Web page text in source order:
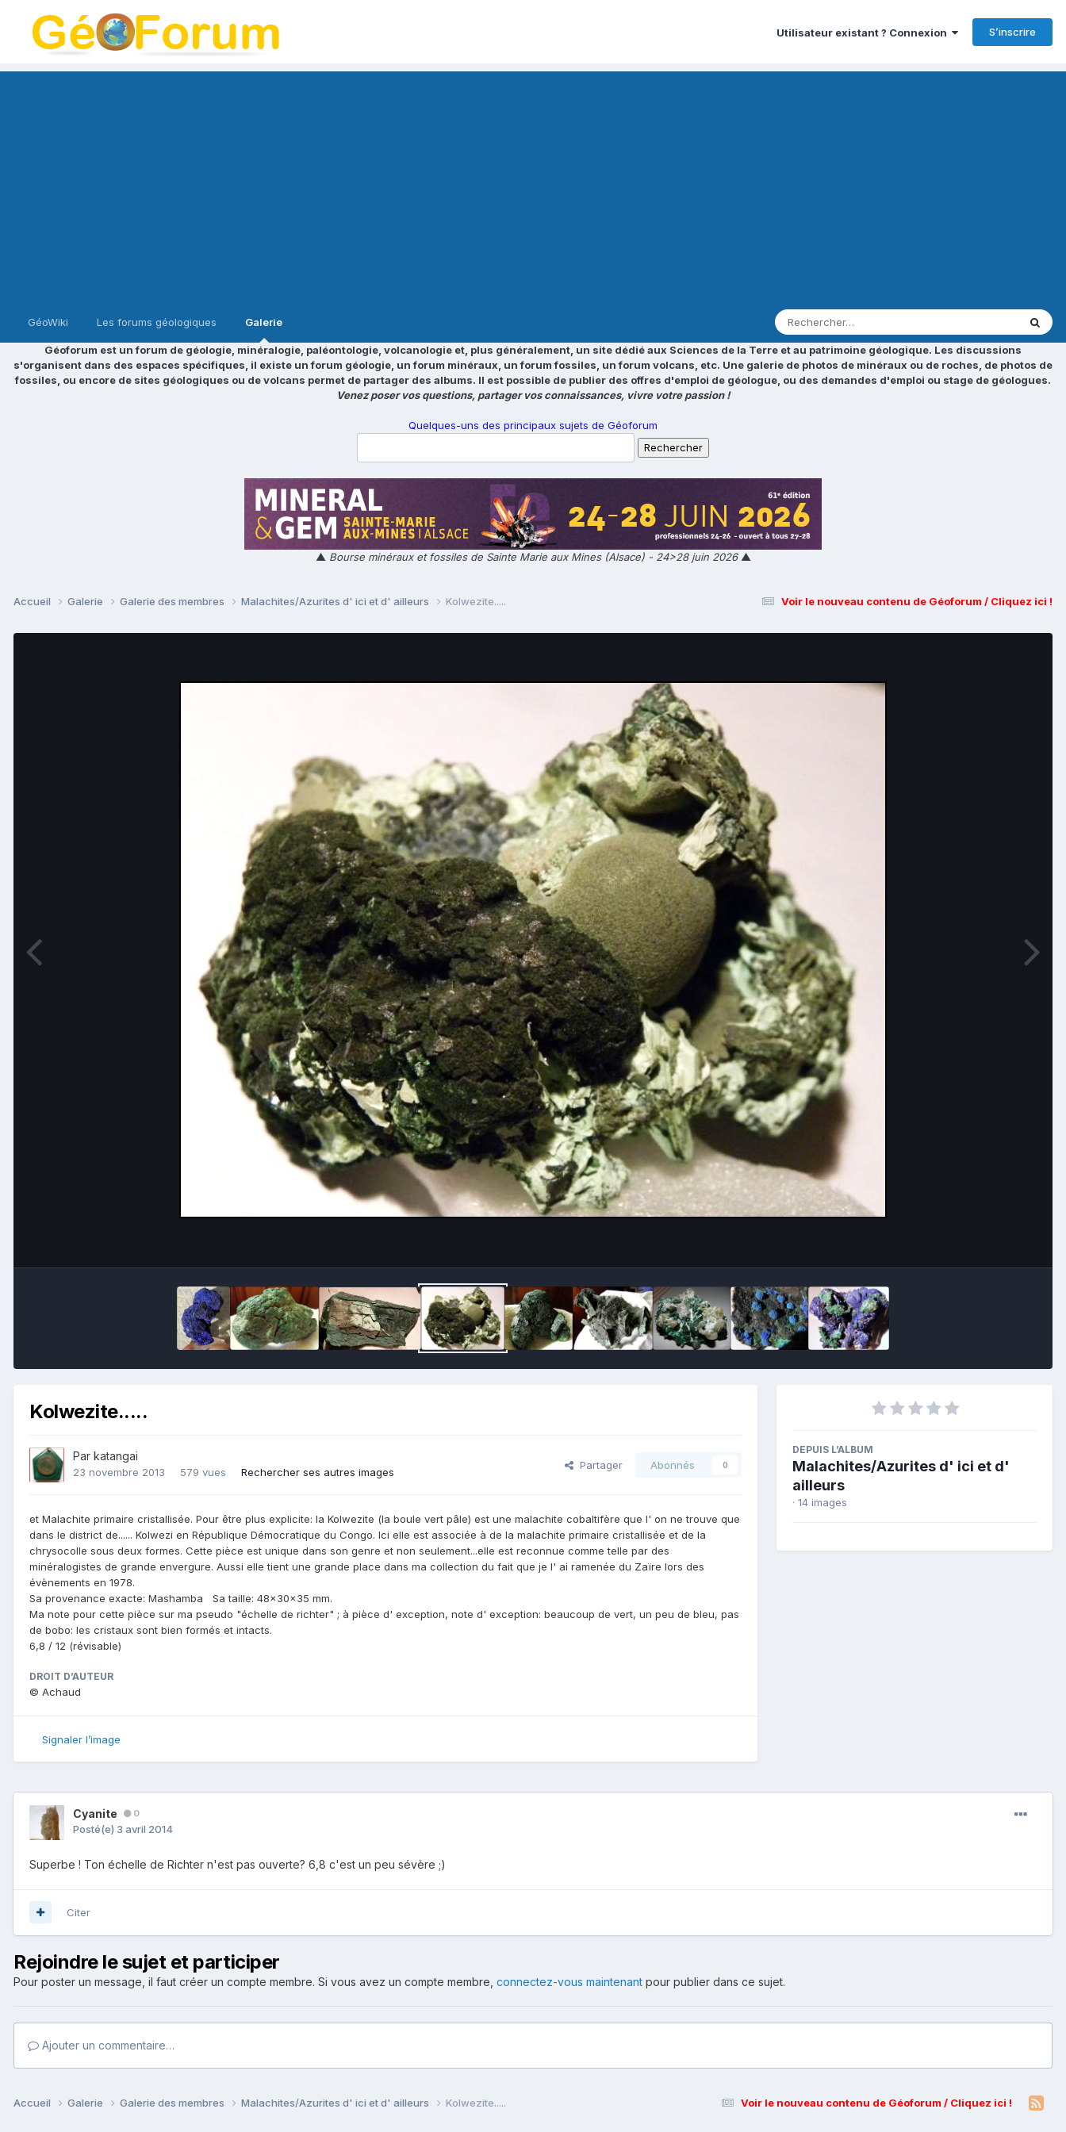
Utilisateur existant ? Connexion S’inscrire
GéoWiki Les forums géologiques Galerie
Géoforum est un forum de géologie, minéralogie, paléontologie, volcanologie et, plus généralement, un site dédié aux Sciences de la Terre et au patrimoine géologique. Les discussions
s'organisent dans des espaces spécifiques, il existe un forum géologie, un forum minéraux, un forum fossiles, un forum volcans, etc. Une galerie de photos de minéraux ou de roches, de photos de
fossiles, ou encore de sites géologiques ou de volcans permet de partager des albums. Il est possible de publier des offres d'emploi de géologue, ou des demandes d'emploi ou stage de géologues.
Venez poser vos questions, partager vos connaissances, vivre votre passion !
Quelques-uns des principaux sujets de Géoforum
▲ Bourse minéraux et fossiles de Sainte Marie aux Mines (Alsace) - 24>28 juin 2026▲
Voir le nouveau contenu de Géoforum / Cliquez ici !
Accueil Galerie Galerie des membres Malachites/Azurites d' ici et d' ailleurs Kolwezite.....
Kolwezite.....
Par katangai
23 novembre 2013 579 vues Rechercher ses autres images
Partager Abonnés 0
et Malachite primaire cristallisée. Pour être plus explicite: la Kolwezite (la boule vert pâle) est une malachite cobaltifère que l' on ne trouve que
dans le district de...... Kolwezi en République Démocratique du Congo. Ici elle est associée à de la malachite primaire cristallisée et de la
chrysocolle sous deux formes. Cette pièce est unique dans son genre et non seulement...elle est reconnue comme telle par des
minéralogistes de grande envergure. Aussi elle tient une grande place dans ma collection du fait que je l' ai ramenée du Zaïre lors des
évènements en 1978.
Sa provenance exacte: Mashamba Sa taille: 48x30x35 mm.
Ma note pour cette pièce sur ma pseudo "échelle de richter" ; à pièce d' exception, note d' exception: beaucoup de vert, un peu de bleu, pas
de bobo: les cristaux sont bien formés et intacts.
6,8 / 12 (révisable)
DROIT D’AUTEUR
© Achaud
Signaler l’image
DEPUIS L’ALBUM
Malachites/Azurites d' ici et d'
ailleurs
· 14 images
Cyanite 0
Posté(e) 3 avril 2014
Superbe ! Ton échelle de Richter n'est pas ouverte? 6,8 c'est un peu sévère ;)
Citer
Rejoindre le sujet et participer
Pour poster un message, il faut créer un compte membre. Si vous avez un compte membre, connectez-vous maintenant pour publier dans ce sujet.
Ajouter un commentaire…
Voir le nouveau contenu de Géoforum / Cliquez ici !
Accueil Galerie Galerie des membres Malachites/Azurites d' ici et d' ailleurs Kolwezite.....